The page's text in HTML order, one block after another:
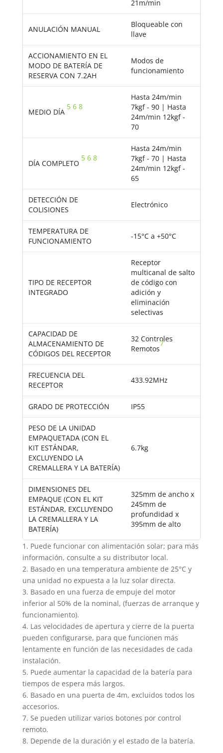
21m/min
ANULACIÓN MANUAL
Bloqueable con
llave
ACCIONAMIENTO EN EL
MODO DE BATERÍA DE
RESERVA CON 7.2AH
Modos de
funcionamiento
MEDIO DÍA
5 6 8
Hasta 24m/min
7kgf - 90 | Hasta
24m/min 12kgf -
70
DÍA COMPLETO
5 6 8
Hasta 24m/min
7kgf - 70 | Hasta
24m/min 12kgf -
65
DETECCIÓN DE
COLISIONES
Electrónico
TEMPERATURA DE
FUNCIONAMIENTO
-15°C a +50°C
TIPO DE RECEPTOR
INTEGRADO
Receptor
multicanal de salto
de código con
adición y
eliminación
selectivas
CAPACIDAD DE
ALMACENAMIENTO DE
CÓDIGOS DEL RECEPTOR
32 Controles
Remotos
7
FRECUENCIA DEL
RECEPTOR
433.92MHz
GRADO DE PROTECCIÓN IP55
PESO DE LA UNIDAD
EMPAQUETADA (CON EL
KIT ESTÁNDAR,
EXCLUYENDO LA
CREMALLERA Y LA BATERÍA)
6.7kg
DIMENSIONES DEL
EMPAQUE (CON EL KIT
ESTÁNDAR, EXCLUYENDO
LA CREMALLERA Y LA
BATERÍA)
325mm de ancho x
245mm de
profundidad x
395mm de alto
1. Puede funcionar con alimentación solar; para más
información, consulte a su distributor local.
2. Basado en una temperatura ambiente de 25°C y
una unidad no expuesta a la luz solar directa.
3. Basado en una fuerza de empuje del motor
inferior al 50% de la nominal, (fuerzas de arranque y
funcionamiento).
4. Las velocidades de apertura y cierre de la puerta
pueden configurarse, para que funcionen más
lentamente en función de las necesidades de cada
instalación.
5. Puede aumentar la capacidad de la batería para
tiempos de espera más largos.
6. Basado en una puerta de 4m, excluidos todos los
accesorios.
7. Se pueden utilizar varios botones por control
remoto.
8. Depende de la duración y el estado de la batería.